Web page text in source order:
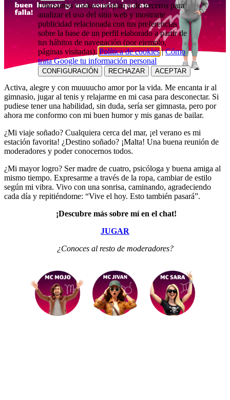
Activa, alegre y con muuuucho amor por la vida. Me encanta ir al
gimnasio, jugar al tenis y relajarme en mi casa para desconectar. Si
pudiese tener una habilidad, sin duda, sería ser gimnasta, pero por
ahora me conformo con mi buen humor y mis ganas de bailar.
¿Mi viaje soñado? Cualquiera cerca del mar, ¡el verano es mi
estación favorita! ¿Destino soñado? ¡Malta! Una buena reunión de
moderadores y poder conocernos todos.
¿Mi mayor logro? Ser madre de cuatro, psicóloga y buena amiga al
mismo tiempo. Expresarme a través de la ropa, cambiar de estilo
según mi vibra. Vivo con una sonrisa, caminando, agradeciendo
cada día y repitiéndome: “Vive el hoy. Esto también pasará”.
¡Descubre más sobre mí en el chat!
JUGAR
¿Conoces al resto de moderadores?
Utilizamos cookies propias y de terceros para
analizar el uso del sitio web y mostrarte
publicidad relacionada con tus preferencias
sobre la base de un perfil elaborado a partir de
tus hábitos de navegación (por ejemplo,
páginas visitadas). Política de cookies|Cómo
trata Google tu información personal
CONFIGURACIÓN RECHAZAR ACEPTAR